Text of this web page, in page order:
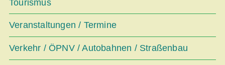
Tourismus
Veranstaltungen / Termine
Verkehr / ÖPNV / Autobahnen / Straßenbau